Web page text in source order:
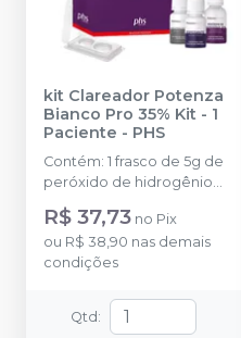
kit Clareador Potenza
Bianco Pro 35% Kit - 1
Paciente - PHS
Contém: 1 frasco de 5g de
peróxido de hidrogênio +
1 frasco contendo 2g de
espessante + 1 frasco de
10g de neutralizante + 1
caixa contendo barreira
fotopolimerizável + 1
berço de mistura + 1
R$ 37,73 no Pix
ou R$ 38,90 nas demais
condições
Qtd :